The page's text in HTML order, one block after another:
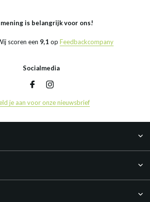
mening is belangrijk voor ons!
scoren een 9,1 op Feedbackcompany
Socialmedia
je aan voor onze nieuwsbrief